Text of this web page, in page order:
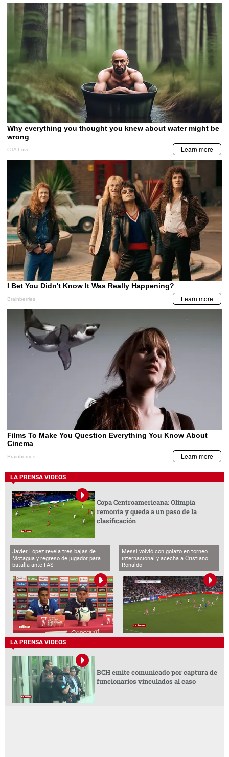
LA PRENSA VIDEOS
Copa Centroamericana: Olimpia
remonta y queda a un paso de la
clasificación
Javier López revela tres bajas de
Motagua y regreso de jugador para
batalla ante FAS
Messi volvió con golazo en torneo
internacional y acecha a Cristiano
Ronaldo
LA PRENSA VIDEOS
BCH emite comunicado por captura de
funcionarios vinculados al caso